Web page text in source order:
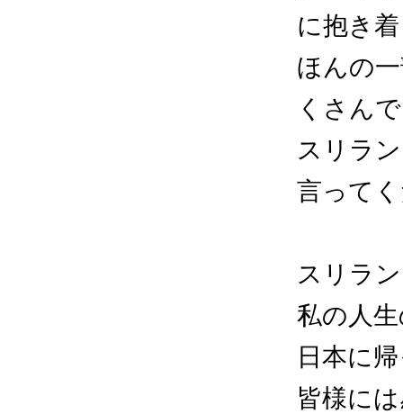
に抱き
ほんの
くさん
スリラ
言って
スリラ
私の人
日本に
皆様に